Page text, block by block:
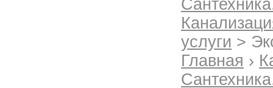
услуги >
Главная ›